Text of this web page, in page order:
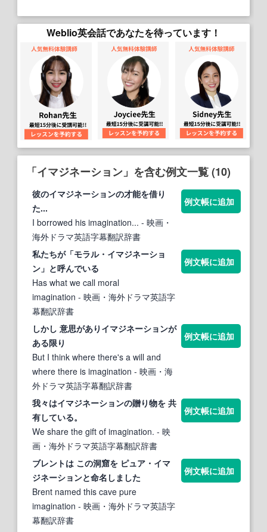
Weblio英会話であなたを待っています！
「イマジネーション」を含む例文一覧 (10)
彼のイマジネーションの才能を借り
た...
I borrowed his imagination... - 映画・
海外ドラマ英語字幕翻訳辞書
例文帳に追加
私たちが「モラル・ イマジネーショ
ン 」と呼んでいる
Has what we call moral
imagination - 映画・海外ドラマ英語字
幕翻訳辞書
例文帳に追加
しかし 意思があり イマジネーションが
ある限り
But I think where there's a will and
where there is imagination - 映画・海
外ドラマ英語字幕翻訳辞書
例文帳に追加
我々はイマジネーションの贈り物を 共
有している。
We share the gift of imagination. - 映
画・海外ドラマ英語字幕翻訳辞書
例文帳に追加
ブレントは この洞窟を ピュア・ イマ
ジネーションと命名しました
Brent named this cave pure
imagination - 映画・海外ドラマ英語字
幕翻訳辞書
例文帳に追加